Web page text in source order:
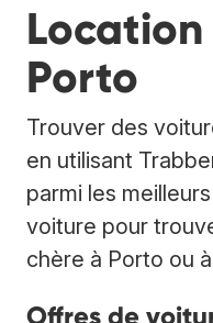
Porto
Trouver des
en utilisant
parmi les
voiture pour
chère à Porto ou
Offres de